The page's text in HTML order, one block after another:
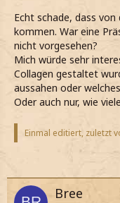
Echt schade, dass
kommen. War eine
nicht vorgesehen?
Mich würde sehr
Collagen gestaltet
aussahen oder
Oder auch nur, wie
Einmal editiert, zuletzt
Bree